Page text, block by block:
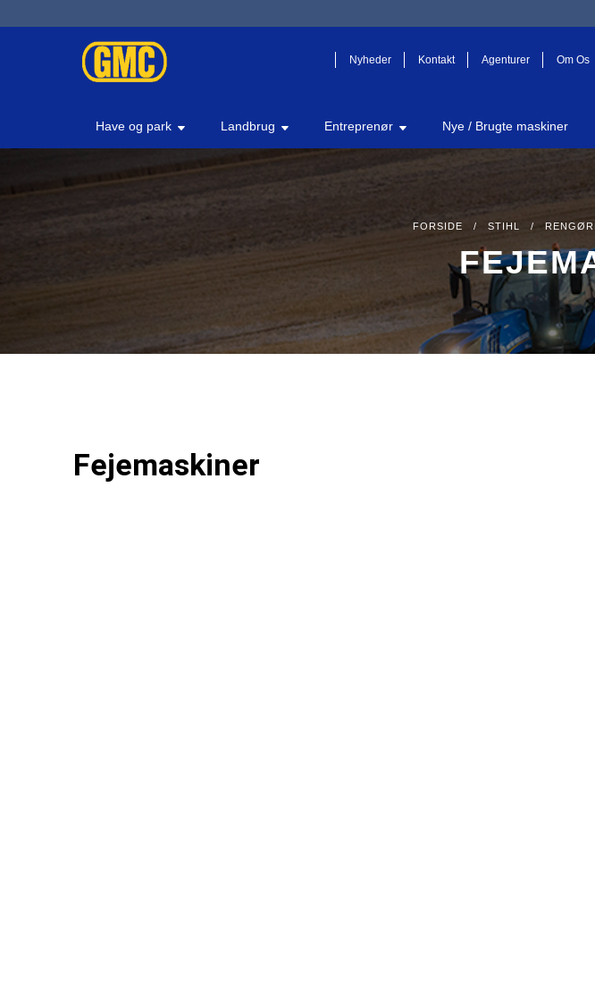
Nyheder Kontakt Agenturer Om Os
Have og park Landbrug Entreprenør Nye / Brugte maskiner
FORSIDE / STIHL /
Fejemaskiner